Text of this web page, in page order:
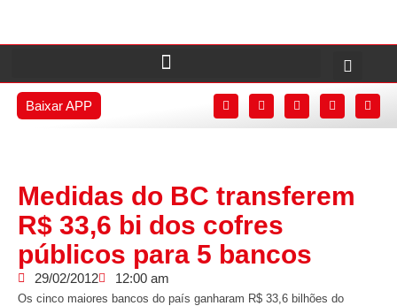
Baixar APP
Medidas do BC transferem
R$ 33,6 bi dos cofres
públicos para 5 bancos
29/02/2012 12:00 am
Os cinco maiores bancos do país ganharam R$ 33,6 bilhões do